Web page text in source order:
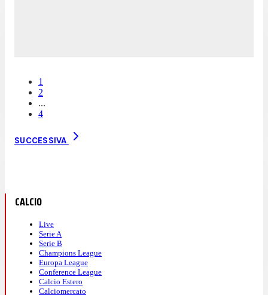
1
2
...
4
SUCCESSIVA
CALCIO
Live
Serie A
Serie B
Champions League
Europa League
Conference League
Calcio Estero
Calciomercato